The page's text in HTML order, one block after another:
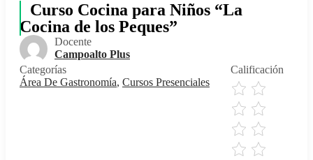
Curso Cocina para Niños “La
Cocina de los Peques”
Docente
Campoalto Plus
Categorías
Área De Gastronomía, Cursos Presenciales
Calificación